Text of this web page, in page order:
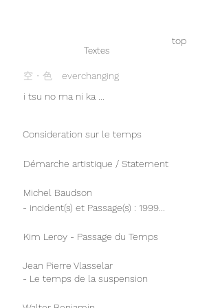
top
Textes
​空・色
everchanging
i tsu no ma ni ka ...
Consideration sur le temps
Démarche artistique / Statement
Michel Baudson
- incident(s) et Passage(s) : 1999...
Kim Leroy - Passage du Temps
Jean Pierre Vlasselar
- Le temps de la suspension